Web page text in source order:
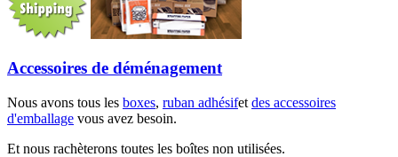
Accessoires de déménagement
Nous avons tous les boxes, ruban adhésifet des accessoires
d'emballage vous avez besoin.
Et nous rachèterons toutes les boîtes non utilisées.